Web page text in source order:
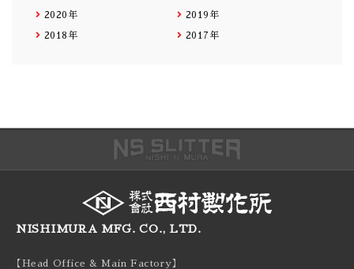
2020年 2019年
2018年 2017年
NISHIMURA MFG. CO., LTD.
【Head Office & Main Factory】